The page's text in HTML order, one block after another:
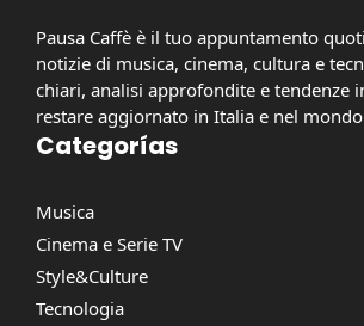
Pausa Caffè è il tuo appuntamento
notizie di musica, cinema, cultura e
chiari, analisi approfondite e tendenze
restare aggiornato in Italia e nel
Categorías
Musica
Cinema e Serie TV
Style&Culture
Tecnologia